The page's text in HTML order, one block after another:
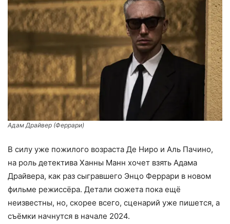
Адам Драйвер (Феррари)
В силу уже пожилого возраста Де Ниро и Аль Пачино,
на роль детектива Ханны Манн хочет взять Адама
Драйвера, как раз сыгравшего Энцо Феррари в новом
фильме режиссёра. Детали сюжета пока ещё
неизвестны, но, скорее всего, сценарий уже пишется, а
съёмки начнутся в начале 2024.